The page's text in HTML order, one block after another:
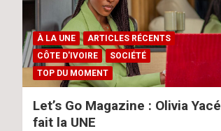
À LA UNE
ARTICLES RÉCENTS
CÔTE D'IVOIRE
SOCIÉTÉ
TOP DU MOMENT
Let’s Go Magazine : Olivia Yacé
fait la UNE